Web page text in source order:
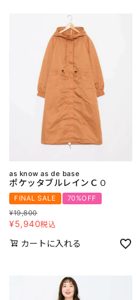
as know as de base
ポケッタブルレインＣＯ
FINAL SALE
70%OFF
¥19,800
¥5,940税込
カートに入れる